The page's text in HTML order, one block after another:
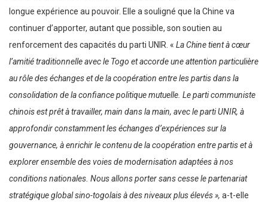
longue expérience au pouvoir. Elle a souligné que la Chine va
continuer d’apporter, autant que possible, son soutien au
renforcement des capacités du parti UNIR. « La Chine tient à cœur
l’amitié traditionnelle avec le Togo et accorde une attention particulière
au rôle des échanges et de la coopération entre les partis dans la
consolidation de la confiance politique mutuelle. Le parti communiste
chinois est prêt à travailler, main dans la main, avec le parti UNIR, à
approfondir constamment les échanges d’expériences sur la
gouvernance, à enrichir le contenu de la coopération entre partis et à
explorer ensemble des voies de modernisation adaptées à nos
conditions nationales. Nous allons porter sans cesse le partenariat
stratégique global sino-togolais à des niveaux plus élevés », a-t-elle